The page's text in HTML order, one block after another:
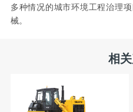
多种情况的城市环境工程治理
械。
相